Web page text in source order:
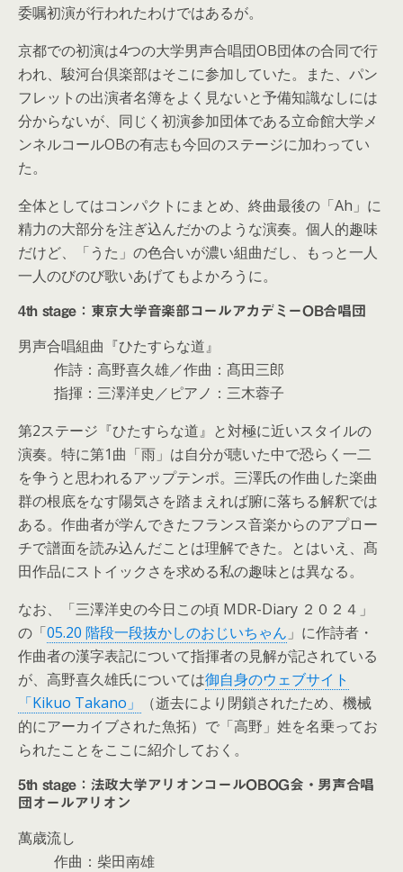
委嘱初演が行われたわけではあるが。
京都での初演は4つの大学男声合唱団OB団体の合同で行
われ、駿河台倶楽部はそこに参加していた。また、パン
フレットの出演者名簿をよく見ないと予備知識なしには
分からないが、同じく初演参加団体である立命館大学メ
ンネルコールOBの有志も今回のステージに加わってい
た。
全体としてはコンパクトにまとめ、終曲最後の「Ah」に
精力の大部分を注ぎ込んだかのような演奏。個人的趣味
だけど、「うた」の色合いが濃い組曲だし、もっと一人
一人のびのび歌いあげてもよかろうに。
4th stage：東京大学音楽部コールアカデミーOB合唱団
男声合唱組曲『ひたすらな道』
作詩：高野喜久雄／作曲：髙田三郎
指揮：三澤洋史／ピアノ：三木蓉子
第2ステージ『ひたすらな道』と対極に近いスタイルの
演奏。特に第1曲「雨」は自分が聴いた中で恐らく一二
を争うと思われるアップテンポ。三澤氏の作曲した楽曲
群の根底をなす陽気さを踏まえれば腑に落ちる解釈では
ある。作曲者が学んできたフランス音楽からのアプロー
チで譜面を読み込んだことは理解できた。とはいえ、髙
田作品にストイックさを求める私の趣味とは異なる。
なお、「三澤洋史の今日この頃 MDR-Diary ２０２４」
の「05.20 階段一段抜かしのおじいちゃん 」に作詩者・
作曲者の漢字表記について指揮者の見解が記されている
が、高野喜久雄氏については御自身のウェブサイト
「Kikuo Takano」
（逝去により閉鎖されたため、機械
的にアーカイブされた魚拓）で「高野」姓を名乗ってお
られたことをここに紹介しておく。
5th stage：法政大学アリオンコールOBOG会・男声合唱
団オールアリオン
萬歳流し
作曲：柴田南雄